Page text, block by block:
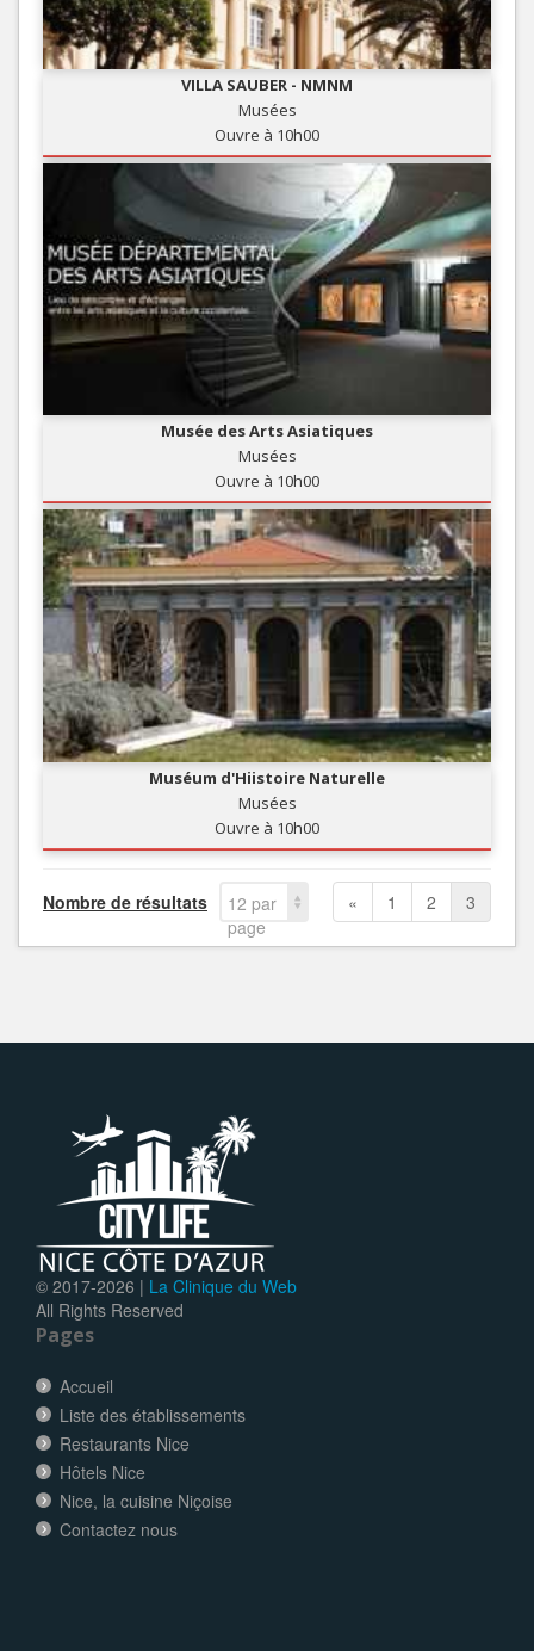
VILLA SAUBER - NMNM
Musées
Ouvre à 10h00
Musée des Arts Asiatiques
Musées
Ouvre à 10h00
Muséum d'Hiistoire Naturelle
Musées
Ouvre à 10h00
Nombre de résultats
12 par
page
« 1 2 3
© 2017-2026 | La Clinique du Web
All Rights Reserved
Pages
Accueil
Liste des établissements
Restaurants Nice
Hôtels Nice
Nice, la cuisine Niçoise
Contactez nous